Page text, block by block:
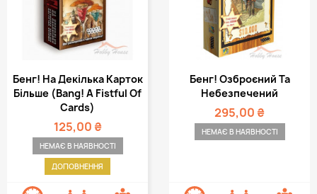
Бенг! На Декілька Карток
Більше (Bang! A Fistful Of
Cards)
125,00 ₴
НЕМАЄ В НАЯВНОСТІ
ДОПОВНЕННЯ
Бенг! Озброєний Та
Небезпечений
295,00 ₴
НЕМАЄ В НАЯВНОСТІ